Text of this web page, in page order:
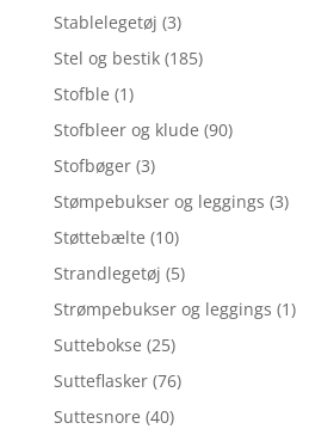
Stablelegetøj (3)
Stel og bestik (185)
Stofble (1)
Stofbleer og klude (90)
Stofbøger (3)
Stømpebukser og leggings (3)
Støttebælte (10)
Strandlegetøj (5)
Strømpebukser og leggings (1)
Suttebokse (25)
Sutteflasker (76)
Suttesnore (40)